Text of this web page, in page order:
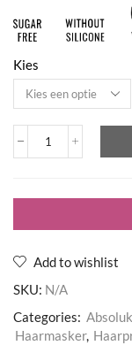
Kies
Total
aantal
Add to wishlist
SKU: N/A
Categories: Absoluk
Haarmasker,